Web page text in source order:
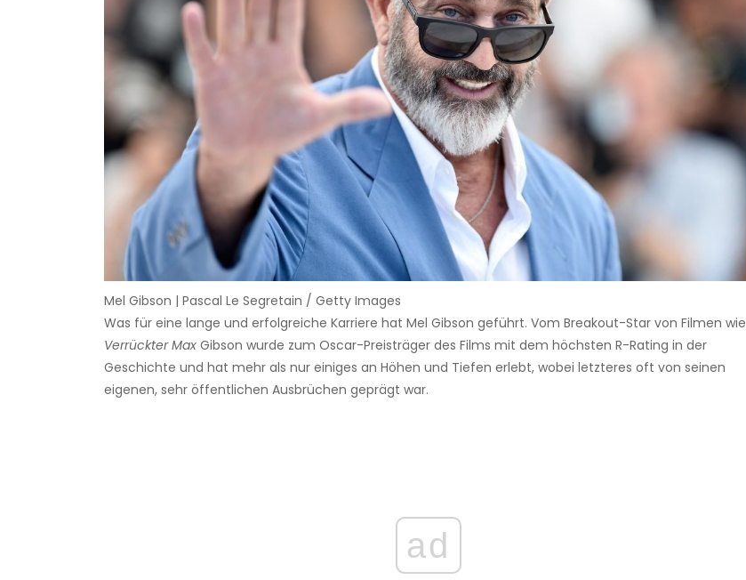
Mel Gibson | Pascal Le Segretain / Getty Images
Was für eine lange und erfolgreiche Karriere hat Mel Gibson geführt. Vom Breakout-Star von Filmen wie
Verrückter Max Gibson wurde zum Oscar-Preisträger des Films mit dem höchsten R-Rating in der
Geschichte und hat mehr als nur einiges an Höhen und Tiefen erlebt, wobei letzteres oft von seinen
eigenen, sehr öffentlichen Ausbrüchen geprägt war.
ad